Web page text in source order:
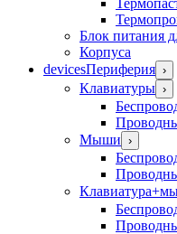
Блок питания
Корпуса
devicesПериферия ›
Клавиатуры ›
Мыши ›